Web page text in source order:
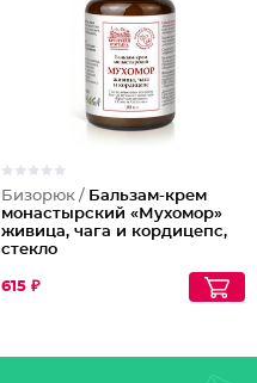
Бизорюк / Бальзам-крем
монастырский «Мухомор»
живица, чага и кордицепс,
стекло
615 ₽